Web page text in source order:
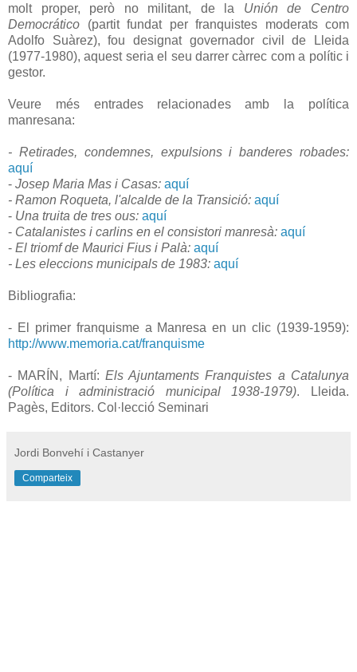
molt proper, però no militant, de la Unión de Centro
Democrático (partit fundat per franquistes moderats com
Adolfo Suàrez), fou designat governador civil de Lleida
(1977-1980), aquest seria el seu darrer càrrec com a polític i
gestor.
Veure més entrades relacionades amb la política
manresana:
- Retirades, condemnes, expulsions i banderes robades:
aquí
- Josep Maria Mas i Casas: aquí
- Ramon Roqueta, l'alcalde de la Transició: aquí
- Una truita de tres ous: aquí
- Catalanistes i carlins en el consistori manresà: aquí
- El triomf de Maurici Fius i Palà: aquí
- Les eleccions municipals de 1983: aquí
Bibliografia:
- El primer franquisme a Manresa en un clic (1939-1959):
http://www.memoria.cat/franquisme
- MARÍN, Martí: Els Ajuntaments Franquistes a Catalunya
(Política i administració municipal 1938-1979). Lleida.
Pagès, Editors. Col·lecció Seminari
Jordi Bonvehí i Castanyer
Comparteix